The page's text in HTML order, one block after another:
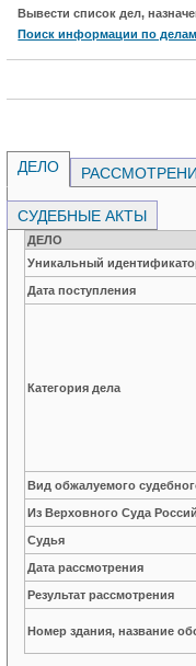
Вывести список дел,
Поиск информации по делам
ДЕЛО
СУДЕБНЫЕ АКТЫ
ДЕЛО
Уникальный
Дата поступления
Категория дела
Вид обжалуемого
Из Верховного Суда
Судья
Дата рассмотрения
Результат рассмотрения
Номер здания, название